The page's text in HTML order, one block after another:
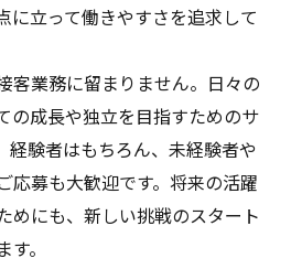
に立って働きやすさを追求して
客業務に留まりません。日々の
の成長や独立を目指すためのサ
経験者はもちろん、未経験者や
応募も大歓迎です。将来の活躍
めにも、新しい挑戦のスタート
。